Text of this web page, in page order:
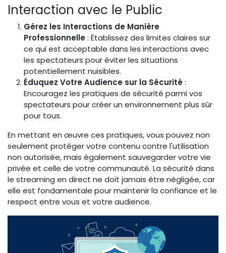
Interaction avec le Public
Gérez les Interactions de Manière
Professionnelle: Établissez des limites claires sur
ce qui est acceptable dans les interactions avec
les spectateurs pour éviter les situations
potentiellement nuisibles.
Éduquez Votre Audience sur la Sécurité:
Encouragez les pratiques de sécurité parmi vos
spectateurs pour créer un environnement plus sûr
pour tous.
En mettant en œuvre ces pratiques, vous pouvez non
seulement protéger votre contenu contre l'utilisation
non autorisée, mais également sauvegarder votre vie
privée et celle de votre communauté. La sécurité dans
le streaming en direct ne doit jamais être négligée, car
elle est fondamentale pour maintenir la confiance et le
respect entre vous et votre audience.